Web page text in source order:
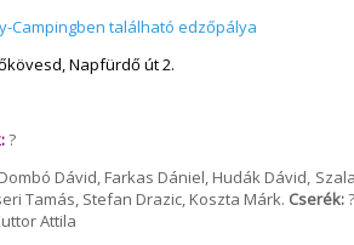
Campingben található edzőpálya
Napfürdő út 2.
?
Dombó Dávid, Farkas Dániel, Hudák Dávid,
Tamás, Stefan Drazic, Koszta Márk. Cserék:
Attila